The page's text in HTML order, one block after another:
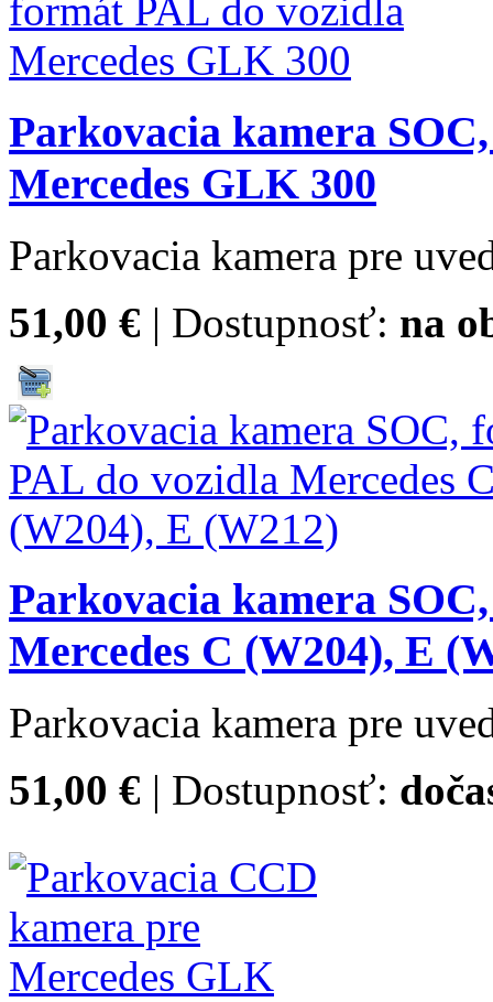
Parkovacia kamera
Mercedes GLK 300
Parkovacia kamera pre
51,00 € | Dostupnosť: na
Parkovacia kamera
Mercedes C (W204), E
Parkovacia kamera pre
51,00 € | Dostupnosť: